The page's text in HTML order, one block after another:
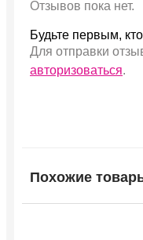
Отзывов пока нет.
Будьте первым,
Для отправки
авторизоваться.
Похожие